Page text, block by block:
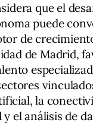
que el
puede
de
de Madrid,
la
el análisis de